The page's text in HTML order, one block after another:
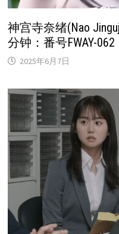
神宫寺奈绪(Nao
分钟：番号FWAY-062
2025年6月7日